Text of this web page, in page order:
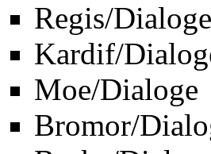
Regis/Dialoge
Kardif/
Moe/Dialoge
Bromor/